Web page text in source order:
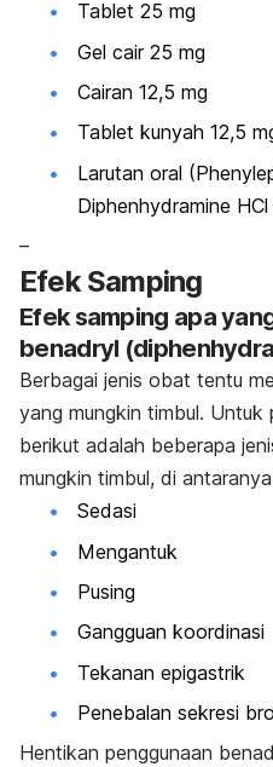
Tablet 25 mg
Gel cair 25 mg
Cairan 12,5 mg
Tablet kunyah 12,5
Larutan oral
Diphenhydramine HCl
–
Efek Samping
Efek samping apa
benadryl
Berbagai jenis obat tentu
yang mungkin timbul. Untuk
berikut adalah beberapa
mungkin timbul, di
Sedasi
Mengantuk
Pusing
Gangguan koordinasi
Tekanan epigastrik
Penebalan sekresi
Hentikan penggunaan